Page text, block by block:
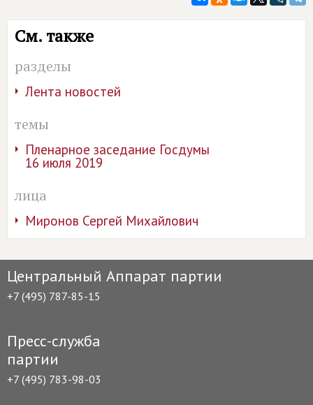
См. также
разделы
Лента новостей
темы
Пленарное заседание Госдумы
16 июля 2019
лица
Миронов Сергей Михайлович
Центральный Аппарат партии
+7 (495) 787-85-15
Пресс-служба
партии
+7 (495) 783-98-03